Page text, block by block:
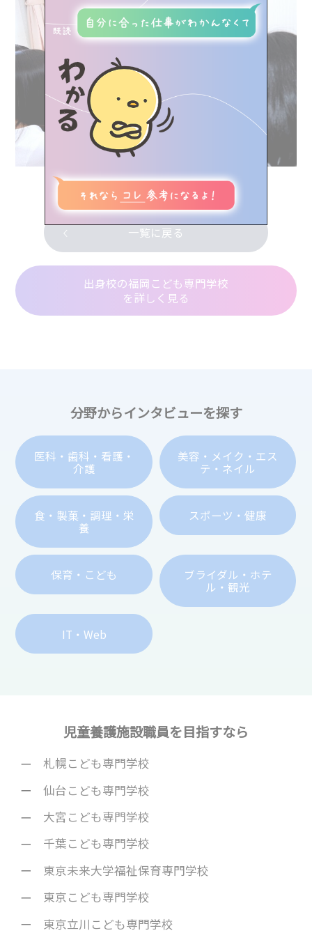
業界人インタビュー
職種紹介
みらトビ診断
気になる学校を探す
学校のこと、進路のこと、
LINEで気軽に相談・質問しよう！
資料請求（無料）やイベント予約もできるよ
view more
一覧に戻る
出身校の福岡こども専門学校
を詳しく見る
分野からインタビューを探す
医科・歯科・看護・
介護
美容・メイク・エス
テ・ネイル
食・製菓・調理・栄
養
スポーツ・健康
保育・こども
ブライダル・ホテ
ル・観光
IT・Web
児童養護施設職員を目指すなら
札幌こども専門学校
仙台こども専門学校
大宮こども専門学校
千葉こども専門学校
東京未来大学福祉保育専門学校
東京こども専門学校
東京立川こども専門学校